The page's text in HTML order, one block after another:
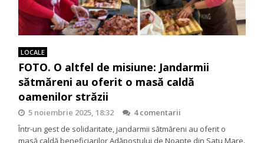
LOCALE
FOTO. O altfel de misiune: Jandarmii
sătmăreni au oferit o masă caldă
oamenilor străzii
5 noiembrie 2025, 18:32
4 comentarii
Într-un gest de solidaritate, jandarmii sătmăreni au oferit o
masă caldă beneficiarilor Adăpostului de Noapte din Satu Mare.